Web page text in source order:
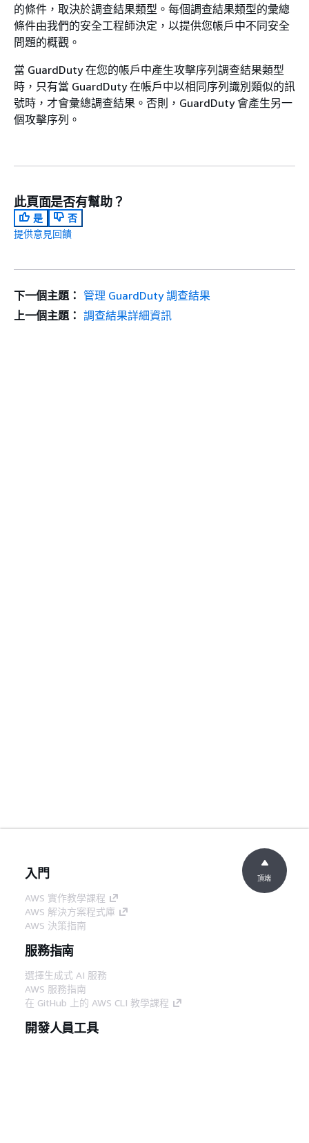
的條件，取決於調查結果類型。每個調查結果類型的彙總
條件由我們的安全工程師決定，以提供您帳戶中不同安全
問題的概觀。
當 GuardDuty 在您的帳戶中產生攻擊序列調查結果類型
時，只有當 GuardDuty 在帳戶中以相同序列識別類似的訊
號時，才會彙總調查結果。否則，GuardDuty 會產生另一
個攻擊序列。
此頁面是否有幫助？
是
否
提供意見回饋
下一個主題： 管理 GuardDuty 調查結果
上一個主題： 調查結果詳細資訊
入門
AWS 實作教學課程
AWS 解決方案程式庫
AWS 決策指南
服務指南
選擇生成式 AI 服務
AWS 服務指南
在 GitHub 上的 AWS CLI 教學課程
開發人員工具
頂端